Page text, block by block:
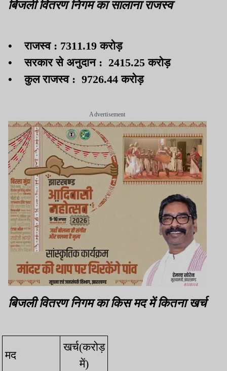
बिजली वितरण निगम का सालाना राजस्व
• राजस्व : 7311.19 करोड़
• सरकार से अनुदान : 2415.25 करोड़
• कुल राजस्व : 9726.44 करोड़
Advertisement
बिजली वितरण निगम का किस मद में कितना खर्च
मद
खर्च(करोड़
में)